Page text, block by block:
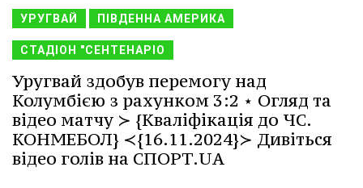
УРУГВАЙ ПІВДЕННА АМЕРИКА
СТАДІОН "СЕНТЕНАРІО
Уругвай здобув перемогу над
Колумбією з рахунком 3:2 ⋆ Огляд та
відео матчу ≻ {Кваліфікація до ЧС.
КОНМЕБОЛ} ≺{16.11.2024}≻ Дивіться
відео голів на СПОРТ.UA